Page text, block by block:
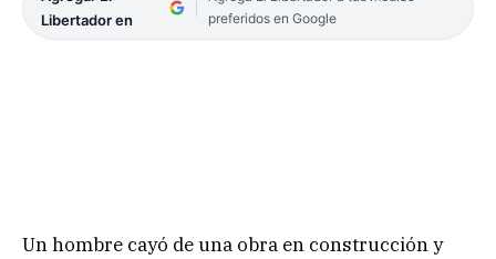
Libertador en
preferidos en Google
Un hombre cayó de una obra en construcción y